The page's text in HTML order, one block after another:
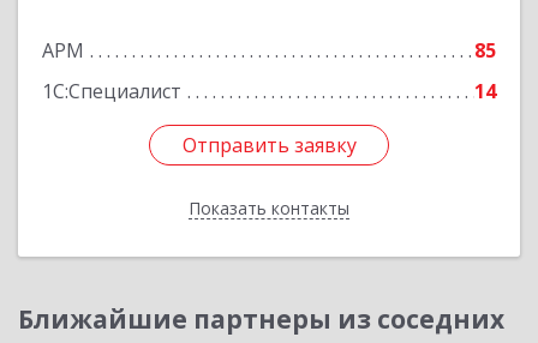
АРМ
85
1С:Специалист
14
Отправить заявку
Показать контакты
Отправить заявку
Назад
Ближайшие партнеры из соседних